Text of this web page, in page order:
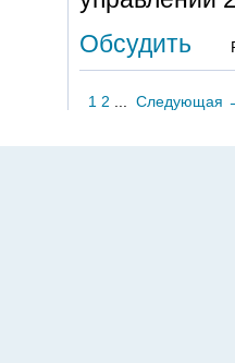
Обсудить
1 2 Следующая